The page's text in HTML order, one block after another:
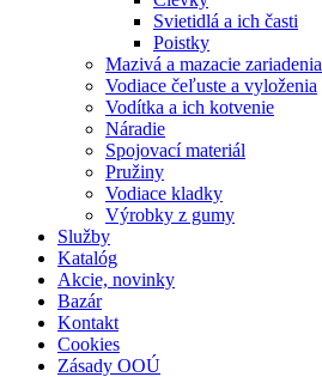
Svietidlá a ich časti
Poistky
Mazivá a mazacie zariadenia
Vodiace čeľuste a vyloženia
Vodítka a ich kotvenie
Náradie
Spojovací materiál
Pružiny
Vodiace kladky
Výrobky z gumy
Služby
Katalóg
Akcie, novinky
Bazár
Kontakt
Cookies
Zásady OOÚ